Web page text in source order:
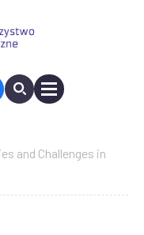
and Challenges in